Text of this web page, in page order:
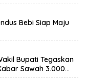
Bebi Siap Maju
Bupati Tegaskan
Sawah 3.000